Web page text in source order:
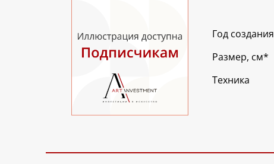
Год создания
Размер, см*
Техника